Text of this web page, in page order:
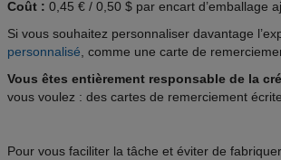
Coût : 0,45 € / 0,50 $ par encart d’emballage
Si vous souhaitez personnaliser davantage
personnalisé , comme une carte de
Vous êtes entièrement responsable de la
vous voulez : des cartes de remerciement
Pour vous faciliter la tâche et éviter de